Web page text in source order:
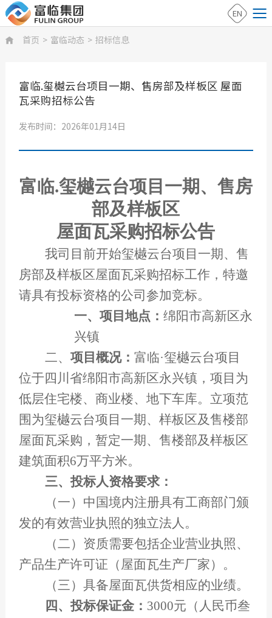
EN
 首页 > 富临动态 > 招标信息
富临.玺樾云台项目一期、售房部及样板区 屋面
瓦采购招标公告
发布时间：2026年01月14日
富临.玺樾云台项目一期、售房
部及样板区
屋面瓦采购招标公告
我司目前开始玺樾云台项目一期、售
房部及样板区屋面瓦采购招标工作，特邀
请具有投标资格的公司参加竞标。
一、项目地点：绵阳市高新区永
兴镇
二、项目概况：富临·玺樾云台项目
位于四川省绵阳市高新区永兴镇，项目为
低层住宅楼、商业楼、地下车库。立项范
围为玺樾云台项目一期、样板区及售楼部
屋面瓦采购，暂定一期、售楼部及样板区
建筑面积6万平方米。
三、投标人资格要求：
（一）中国境内注册具有工商部门颁
发的有效营业执照的独立法人。
（二）资质需要包括企业营业执照、
产品生产许可证（屋面瓦生产厂家）。
（三）具备屋面瓦供货相应的业绩。
四、投标保证金： 3000元（人民币叁